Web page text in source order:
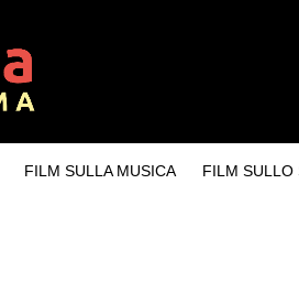
FILM SULLA MUSICA FILM SULLO